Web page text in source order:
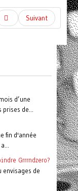
Suivant
d’une
prises de...
fin d'année
Grrrndzero?
envisages de